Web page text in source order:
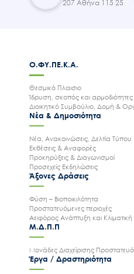
207 Αθήνα 115 25
Ο.ΦΥ.ΠΕ.Κ.Α.
Θεσμικό Πλαισιο
Ίδρυση, σκοπός και
Διοικητικό Συμβούλιο, Δομή &
Νέα & Δημοσιότητα
Νέα, Ανακοινώσεις, Δελτία Τύπου
Εκθέσεις & Αναφορές
Προκηρύξεις & Διαγωνισμοί
Προσεχείς Εκδηλώσεις
Άξονες Δράσεις
Φύση – Βιοποικιλότητα
Προστατευόμενες περιοχές
Αειφόρος Ανάπτυξη και
Μ.Δ.Π.Π
Μονάδες Διαχείρισης
Έργα / Δραστηριότητα